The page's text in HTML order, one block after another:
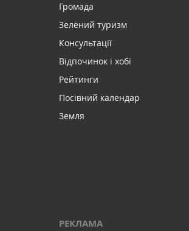
Громада
Зелений туризм
Консультації
Відпочинок і хобі
Рейтинги
Посівний календар
Земля
РЕКЛАМА